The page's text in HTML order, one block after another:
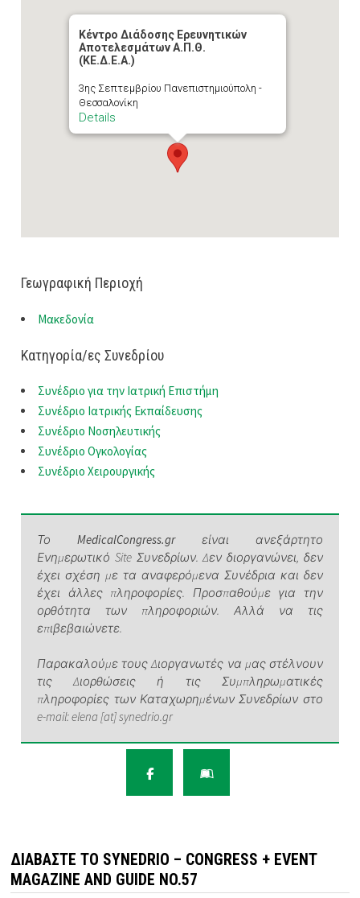
Κέντρο Διάδοσης Ερευνητικών
Αποτελεσμάτων Α.Π.Θ.
(ΚΕ.Δ.Ε.Α.)
3ης Σεπτεμβρίου Πανεπιστημιούπολη -
Θεσσαλονίκη
Details
Γεωγραφική Περιοχή
Μακεδονία
Κατηγορία/ες Συνεδρίου
Συνέδριο για την Ιατρική Επιστήμη
Συνέδριο Ιατρικής Εκπαίδευσης
Συνέδριο Νοσηλευτικής
Συνέδριο Ογκολογίας
Συνέδριο Χειρουργικής
ΤοMedicalCongress.grείναι ανεξάρτητο
Ενημερωτικό Site Συνεδρίων. Δεν διοργανώνει, δεν
έχει σχέση με τα αναφερόμενα Συνέδρια και δεν
έχει άλλες πληροφορίες. Προσπαθούμε για την
ορθότητα των πληροφοριών. Αλλά να τις
επιβεβαιώνετε.
Παρακαλούμε τους Διοργανωτές να μας στέλνουν
τις Διορθώσεις ή τις Συμπληρωματικές
πληροφορίες των Καταχωρημένων Συνεδρίων στο
e-mail: elena [at] synedrio.gr
ΔΙΑΒΆΣΤΕ ΤΟ SYNEDRIO – CONGRESS + EVENT
MAGAZINE AND GUIDE NO.57